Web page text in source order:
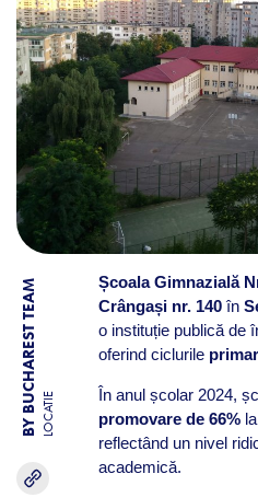
BY BUCHAREST TEAM LOCATIE
Școala Gimnazială
Crângași nr. 140în
o instituție publică de
oferind ciclurile
În anul școlar 2024,
promovare de 66%la
reflectând un nivel
academică.